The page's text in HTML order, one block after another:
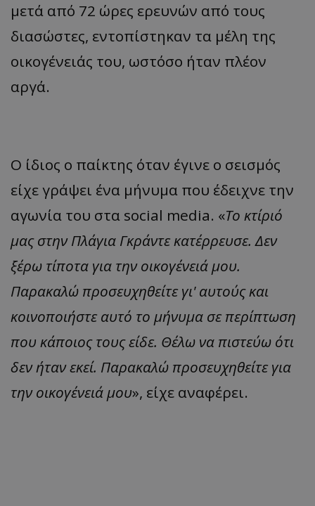
μετά από 72 ώρες ερευνών από τους
διασώστες, εντοπίστηκαν τα μέλη της
οικογένειάς του, ωστόσο ήταν πλέον
αργά.
O ίδιος ο παίκτης όταν έγινε ο σεισμός
είχε γράψει ένα μήνυμα που έδειχνε την
αγωνία του στα social media. «Το κτίριό
μας στην Πλάγια Γκράντε κατέρρευσε. Δεν
ξέρω τίποτα για την οικογένειά μου.
Παρακαλώ προσευχηθείτε γι' αυτούς και
κοινοποιήστε αυτό το μήνυμα σε περίπτωση
που κάποιος τους είδε. Θέλω να πιστεύω ότι
δεν ήταν εκεί. Παρακαλώ προσευχηθείτε για
την οικογένειά μου», είχε αναφέρει.